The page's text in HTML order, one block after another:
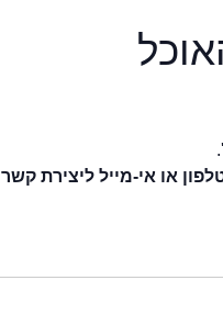
או אי-מייל ליצירת קשר